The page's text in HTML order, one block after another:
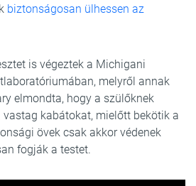
biztonságosan ülhessen az
is végeztek a Michigani
melyről annak
elmondta, hogy a szülőknek
vastag kabátokat, mielőtt bekötik a
övek csak akkor védenek
fogják a testet.